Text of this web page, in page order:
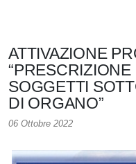
ATTIVAZIONE
SOGGETTI
DI ORGANO”
06 Ottobre 2022